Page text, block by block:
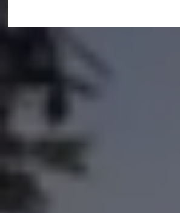
Entertainment und
Handy und Fahrzeug
Kundeninformationen